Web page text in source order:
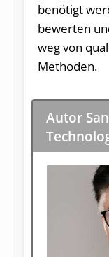
benötigt
bewerten
weg von
Methoden.
Autor